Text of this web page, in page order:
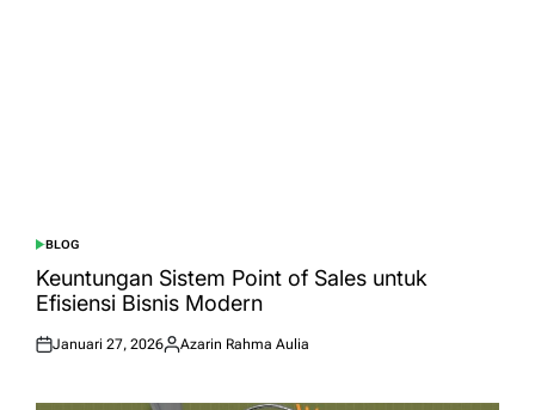
POSTED
IN
BLOG
Keuntungan Sistem Point of Sales untuk
Efisiensi Bisnis Modern
Posted
Januari 27, 2026
Posted
Azarin Rahma Aulia